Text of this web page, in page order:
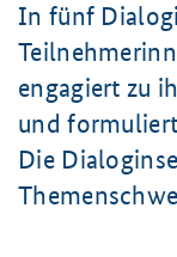
In fünf
engagiert zu
und
Die